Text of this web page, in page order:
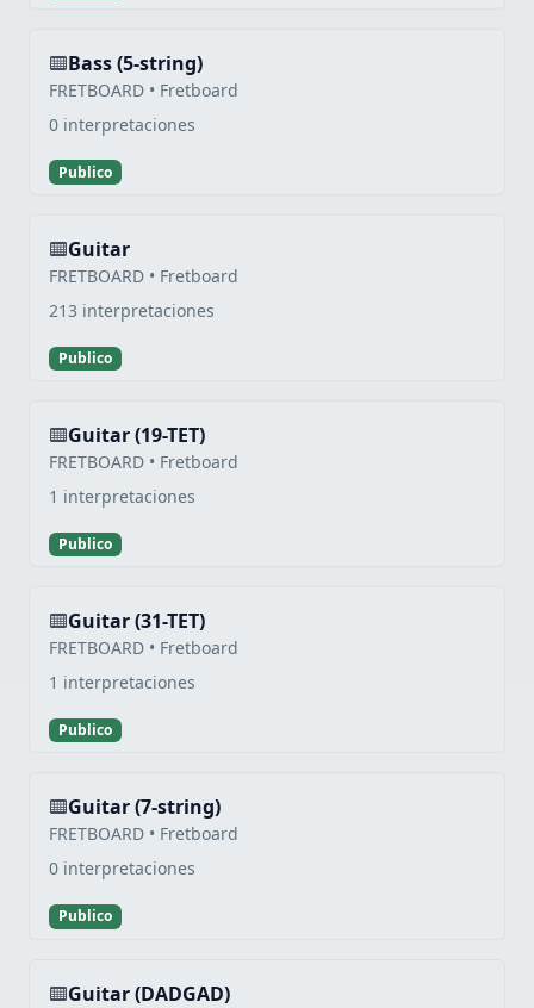
Bass (5-string)
FRETBOARD • Fretboard
0 interpretaciones
Publico
Guitar
FRETBOARD • Fretboard
213 interpretaciones
Publico
Guitar (19-TET)
FRETBOARD • Fretboard
1 interpretaciones
Publico
Guitar (31-TET)
FRETBOARD • Fretboard
1 interpretaciones
Publico
Guitar (7-string)
FRETBOARD • Fretboard
0 interpretaciones
Publico
Guitar (DADGAD)